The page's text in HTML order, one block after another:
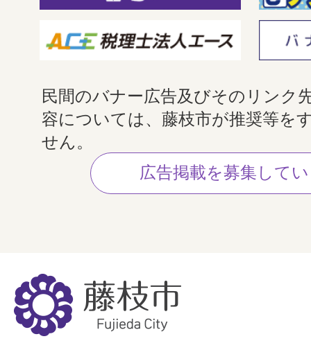
民間のバナー広告及びそのリンク
容については、藤枝市が推奨等を
せん。
広告掲載を募集して
藤
枝
市